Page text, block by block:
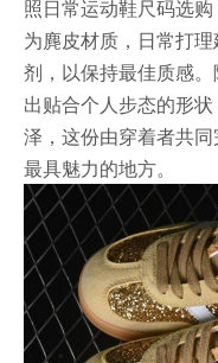
照日常运动鞋尺码选
为麂皮材质，日常打
剂，以保持最佳质感
出贴合个人步态的形
泽，这份由穿着者共
最具魅力的地方。